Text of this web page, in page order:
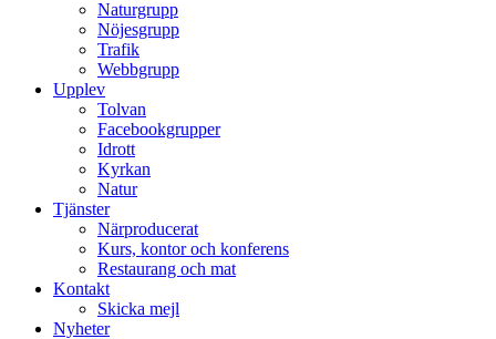
Naturgrupp
Nöjesgrupp
Trafik
Webbgrupp
Upplev
Tolvan
Facebookgrupper
Idrott
Kyrkan
Natur
Tjänster
Närproducerat
Kurs, kontor och konferens
Restaurang och mat
Kontakt
Skicka mejl
Nyheter